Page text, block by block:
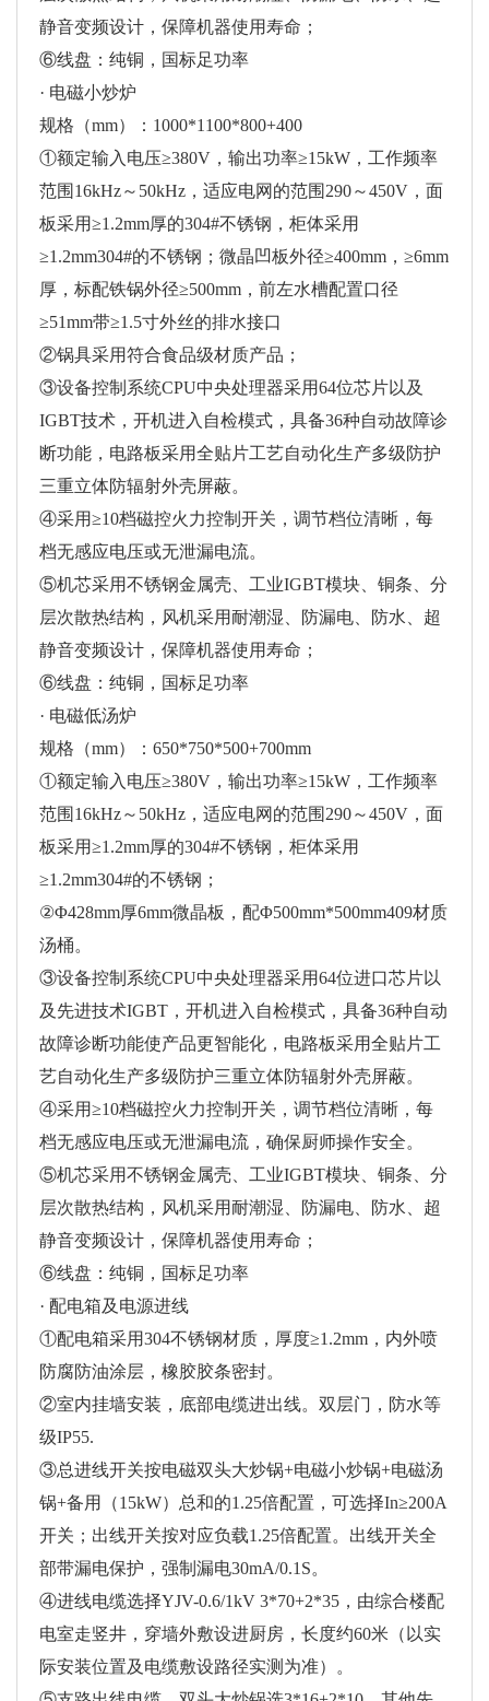
静音变频设计，保障机器使用寿命；
⑥线盘：纯铜，国标足功率
· 电磁小炒炉
规格（mm）：1000*1100*800+400
①额定输入电压≥380V，输出功率≥15kW，工作频率
范围16kHz～50kHz，适应电网的范围290～450V，面
板采用≥1.2mm厚的304#不锈钢，柜体采用
≥1.2mm304#的不锈钢；微晶凹板外径≥400mm，≥6mm
厚，标配铁锅外径≥500mm，前左水槽配置口径
≥51mm带≥1.5寸外丝的排水接口
②锅具采用符合食品级材质产品；
③设备控制系统CPU中央处理器采用64位芯片以及
IGBT技术，开机进入自检模式，具备36种自动故障诊
断功能，电路板采用全贴片工艺自动化生产多级防护
三重立体防辐射外壳屏蔽。
④采用≥10档磁控火力控制开关，调节档位清晰，每
档无感应电压或无泄漏电流。
⑤机芯采用不锈钢金属壳、工业IGBT模块、铜条、分
层次散热结构，风机采用耐潮湿、防漏电、防水、超
静音变频设计，保障机器使用寿命；
⑥线盘：纯铜，国标足功率
· 电磁低汤炉
规格（mm）：650*750*500+700mm
①额定输入电压≥380V，输出功率≥15kW，工作频率
范围16kHz～50kHz，适应电网的范围290～450V，面
板采用≥1.2mm厚的304#不锈钢，柜体采用
≥1.2mm304#的不锈钢；
②Φ428mm厚6mm微晶板，配Φ500mm*500mm409材质
汤桶。
③设备控制系统CPU中央处理器采用64位进口芯片以
及先进技术IGBT，开机进入自检模式，具备36种自动
故障诊断功能使产品更智能化，电路板采用全贴片工
艺自动化生产多级防护三重立体防辐射外壳屏蔽。
④采用≥10档磁控火力控制开关，调节档位清晰，每
档无感应电压或无泄漏电流，确保厨师操作安全。
⑤机芯采用不锈钢金属壳、工业IGBT模块、铜条、分
层次散热结构，风机采用耐潮湿、防漏电、防水、超
静音变频设计，保障机器使用寿命；
⑥线盘：纯铜，国标足功率
· 配电箱及电源进线
①配电箱采用304不锈钢材质，厚度≥1.2mm，内外喷
防腐防油涂层，橡胶胶条密封。
②室内挂墙安装，底部电缆进出线。双层门，防水等
级IP55.
③总进线开关按电磁双头大炒锅+电磁小炒锅+电磁汤
锅+备用（15kW）总和的1.25倍配置，可选择In≥200A
开关；出线开关按对应负载1.25倍配置。出线开关全
部带漏电保护，强制漏电30mA/0.1S。
④进线电缆选择YJV-0.6/1kV 3*70+2*35，由综合楼配
电室走竖井，穿墙外敷设进厨房，长度约60米（以实
际安装位置及电缆敷设路径实测为准）。